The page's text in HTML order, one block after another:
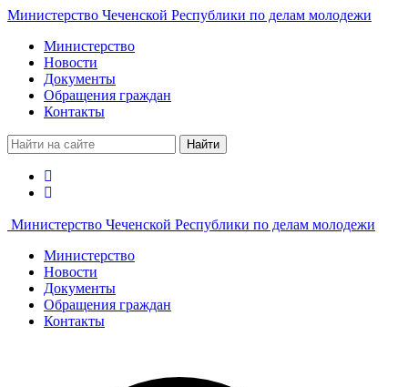
Министерство Чеченской Республики по делам молодежи
Министерство
Новости
Документы
Обращения граждан
Контакты
Найти
Министерство Чеченской Республики по делам молодежи
Министерство
Новости
Документы
Обращения граждан
Контакты